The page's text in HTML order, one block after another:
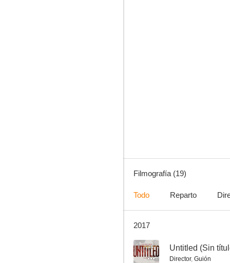
Kill Daddy Good Night
--
Filmografía (19)
Todo Reparto
2017
-- Untitled (Sin
Director, Guión